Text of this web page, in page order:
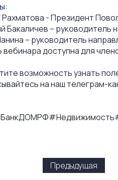
Рахматова - Президент
Бакаличев –
– руководитель
доступна для
возможность узнать
на наш телеграм-
#Недвижимость
Предыдущая